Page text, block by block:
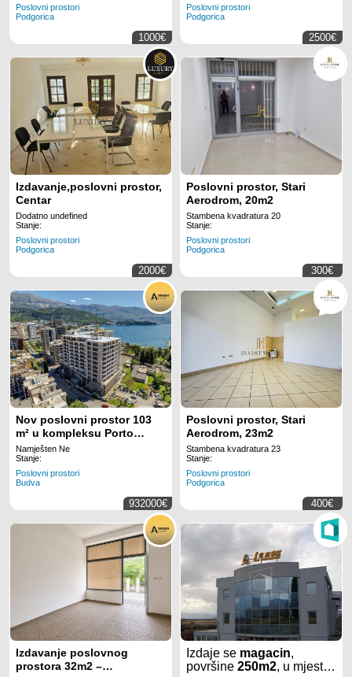
Poslovni prostori
Podgorica
1000€
Poslovni prostori
Podgorica
2500€
Izdavanje,poslovni prostor,
Centar
Dodatno undefined
Stanje:
Poslovni prostori
Podgorica
2000€
Poslovni prostor, Stari
Aerodrom, 20m2
Stambena kvadratura 20
Stanje:
Poslovni prostori
Podgorica
300€
Nov poslovni prostor 103
m² u kompleksu Porto
Budva – prva linija mora,
prizemlje, mogućnost
odloženog plaćanja
Namješten Ne
Stanje:
Poslovni prostori
Budva
932000€
Poslovni prostor, Stari
Aerodrom, 23m2
Stambena kvadratura 23
Stanje:
Poslovni prostori
Podgorica
400€
Izdavanje poslovnog
prostora 32m2 –
Izdaje se magacin,
površine 250m2, u mjestu